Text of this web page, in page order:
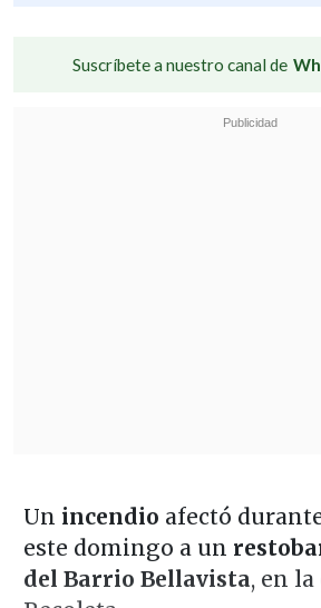
Suscríbete a nuestro canal de
Un incendio afectó
este domingo a un
del Barrio Bellavista, en